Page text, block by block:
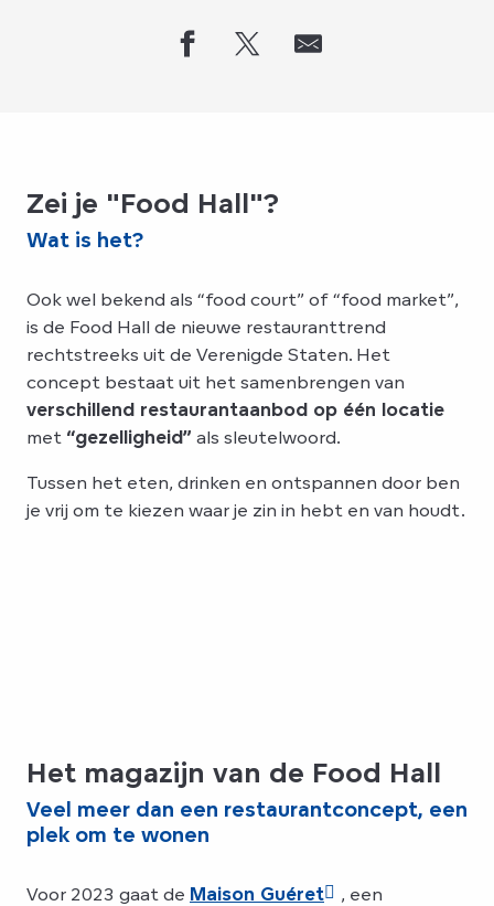
Zei je "Food Hall"?
Wat is het?
Ook wel bekend als “food court” of “food market”,
is de Food Hall de nieuwe restauranttrend
rechtstreeks uit de Verenigde Staten. Het
concept bestaat uit het samenbrengen van
verschillend restaurantaanbod op één locatie
met “gezelligheid” als sleutelwoord.
Tussen het eten, drinken en ontspannen door ben
je vrij om te kiezen waar je zin in hebt en van houdt.
Het magazijn van de Food Hall
Veel meer dan een restaurantconcept, een
plek om te wonen
Voor 2023 gaat de Maison Guéret
, een